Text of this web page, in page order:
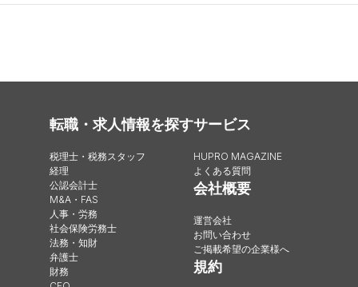
転職・求人情報を探す
税理士・税務スタッフ
経理
公認会計士
M&A・FAS
人事・労務
社会保険労務士
法務・知財
弁護士
財務
サービス
HUPRO MAGAZINE
よくある質問
会社概要
運営会社
お問い合わせ
ご掲載希望の企業様へ
規約